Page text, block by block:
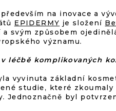
na inovace a
EPIDERMY je složení
svým způsobem
významu.
léčbě komplikovaných
vyvinuta základní
studie, které
Jednoznačně byl